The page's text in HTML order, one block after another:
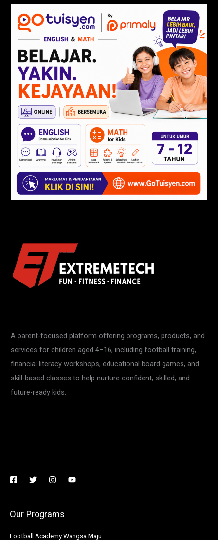
A parent-focused platform offering programs, products, and
services for children aged 4–16, including football training,
financial literacy workshops, educational board games, and
skill-based classes to help nurture confident, skilled, and
future-ready kids.
Our Programs
Football Academy Wangsa Maju